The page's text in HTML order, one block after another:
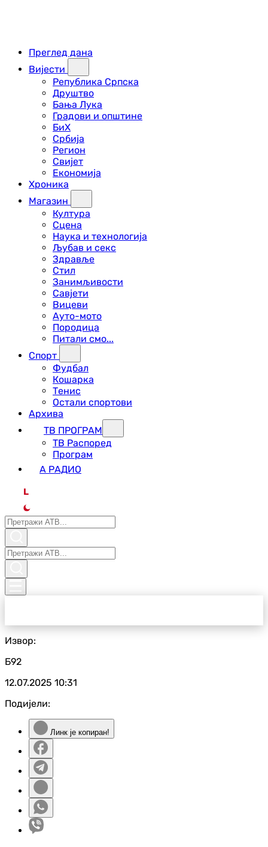
Преглед дана
Вијести
Република Српска
Друштво
Бања Лука
Градови и општине
БиХ
Србија
Регион
Свијет
Економија
Хроника
Магазин
Култура
Сцена
Наука и технологија
Љубав и секс
Здравље
Стил
Занимљивости
Савјети
Вицеви
Ауто-мото
Породица
Питали смо...
Спорт
Фудбал
Кошарка
Тенис
Остали спортови
Архива
ТВ ПРОГРАМ
ТВ Распоред
Програм
А РАДИО
L
Извор:
Б92
12.07.2025 10:31
Подијели:
Линк је копиран!